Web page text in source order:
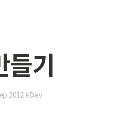
들기
2012#Dev